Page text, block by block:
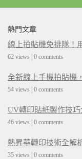
熱門文章
線上拍貼機免排隊！
62 views | 0 comments
全新線上手機拍貼機
54 views | 0 comments
UV轉印貼紙製作技巧
46 views | 0 comments
熱昇華轉印技術全解
35 views | 0 comments